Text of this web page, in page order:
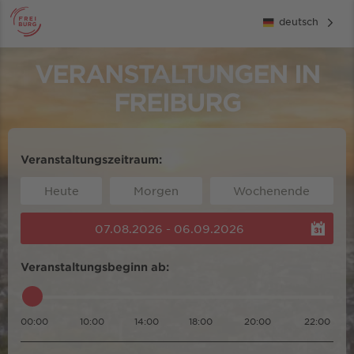
deutsch
VERANSTALTUNGEN IN
FREIBURG
Veranstaltungszeitraum:
Heute Morgen Wochenende
07.08.2026 - 06.09.2026
Veranstaltungsbeginn ab:
00:00 10:00 14:00 18:00 20:00 22:00